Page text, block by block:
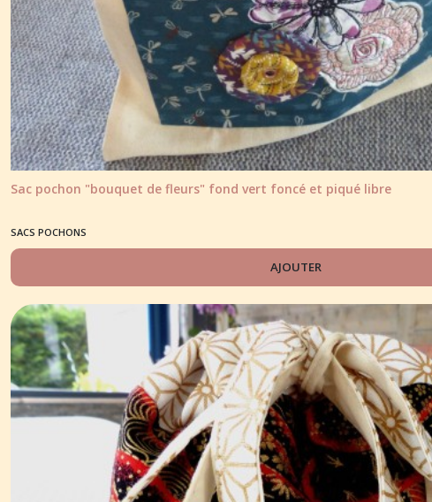
Sac pochon "bouquet de fleurs" fond vert foncé et piqué libre
SACS POCHONS
AJOUTER